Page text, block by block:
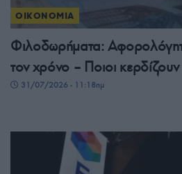
ΟΙΚΟΝΟΜΙΑ
Φιλοδωρήματα:
τον χρόνο – Ποιοι
31/07/2026 - 11:18πμ